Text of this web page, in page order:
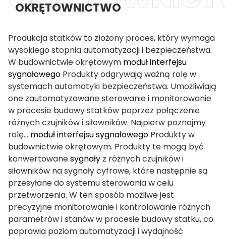
OKRĘTOWNICTWO
Produkcja statków to złożony proces, który wymaga
wysokiego stopnia automatyzacji i bezpieczeństwa.
W budownictwie okrętowym moduł interfejsu
sygnałowegoProdukty odgrywają ważną rolę w
systemach automatyki bezpieczeństwa. Umożliwiają
one zautomatyzowane sterowanie i monitorowanie
w procesie budowy statków poprzez połączenie
różnych czujników i siłowników. Najpierw poznajmy
rolę… moduł interfejsu sygnałowegoProdukty w
budownictwie okrętowym. Produkty te mogą być
konwertowanesygnały z różnych czujników i
siłowników na sygnały cyfrowe, które następnie są
przesyłane do systemu sterowania w celu
przetworzenia. W ten sposób możliwe jest
precyzyjne monitorowanie i kontrolowanie różnych
parametrów i stanów w procesie budowy statku, co
poprawia poziom automatyzacji i wydajność